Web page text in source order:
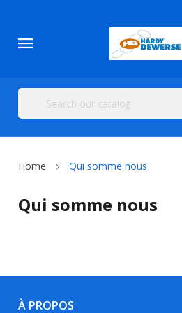
Home Qui somme nous
Qui somme nous
À PROPOS